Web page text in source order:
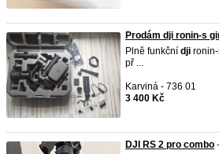
Prodám dji ronin-s
Plně funkční dji
př ...
Karviná - 736 01
3 400 Kč
DJI RS 2 pro combo